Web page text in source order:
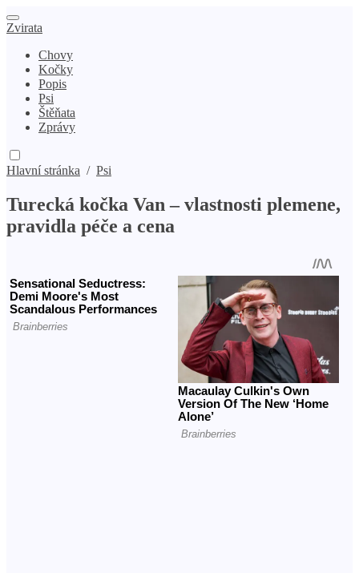
Zvirata
Chovy
Kočky
Popis
Psi
Štěňata
Zprávy
Hlavní stránka / Psi
Turecká kočka Van – vlastnosti plemene,
pravidla péče a cena